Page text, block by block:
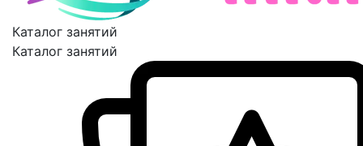
Каталог занятий
Каталог занятий